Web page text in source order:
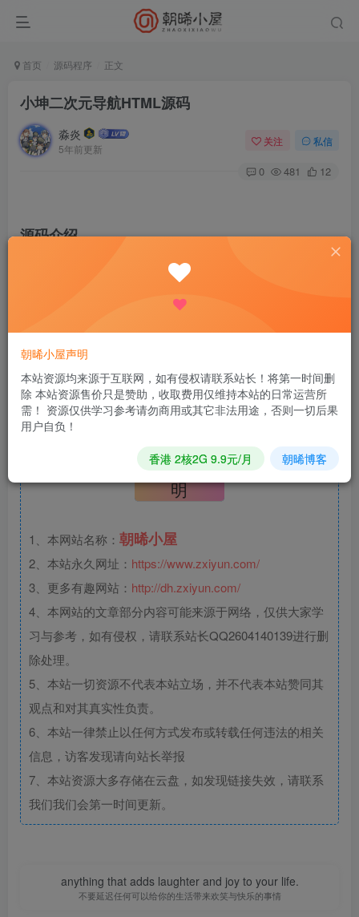
首页 源码程序 正文
小坤二次元导航HTML源码
淼炎
5年前更新
关注 私信
0 481 12
源码介绍
很好看的一个htmlの引导页/导航页！需要的上！
下载地址
百度网盘 蓝奏网盘
文章版权声
明
1、本网站名称： 朝晞小屋
2、本站永久网址： https://www.zxiyun.com/
3、更多有趣网站： http://dh.zxiyun.com/
4、本网站的文章部分内容可能来源于网络，仅供大家学
习与参考，如有侵权，请联系站长QQ2604140139进行删
除处理。
5、本站一切资源不代表本站立场，并不代表本站赞同其
观点和对其真实性负责。
6、本站一律禁止以任何方式发布或转载任何违法的相关
信息，访客发现请向站长举报
7、本站资源大多存储在云盘，如发现链接失效，请联系
我们我们会第一时间更新。
anything that adds laughter and joy to your life.
不要延迟任何可以给你的生活带来欢笑与快乐的事情
朝晞小屋声明
本站资源均来源于互联网，如有侵权请联系站长！将第一时间删
除 本站资源售价只是赞助，收取费用仅维持本站的日常运营所
需！ 资源仅供学习参考请勿商用或其它非法用途，否则一切后果
用户自负！
香港 2核2G 9.9元/月 朝晞博客